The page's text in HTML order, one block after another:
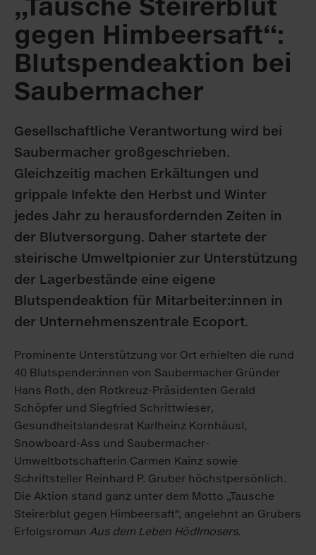
„Tausche Steirerblut
gegen Himbeersaft“:
Blutspendeaktion bei
Saubermacher
Gesellschaftliche Verantwortung wird bei
Saubermacher großgeschrieben.
Gleichzeitig machen Erkältungen und
grippale Infekte den Herbst und Winter
jedes Jahr zu herausfordernden Zeiten in
der Blutversorgung. Daher startete der
steirische Umweltpionier zur Unterstützung
der Lagerbestände eine eigene
Blutspendeaktion für Mitarbeiter:innen in
der Unternehmenszentrale Ecoport.
Prominente Unterstützung vor Ort erhielten die rund
40 Blutspender:innen von Saubermacher Gründer
Hans Roth, den Rotkreuz-Präsidenten Gerald
Schöpfer und Siegfried Schrittwieser,
Gesundheitslandesrat Karlheinz Kornhäusl,
Snowboard-Ass und Saubermacher-
Umweltbotschafterin Carmen Kainz sowie
Schriftsteller Reinhard P. Gruber höchstpersönlich.
Die Aktion stand ganz unter dem Motto „Tausche
Steirerblut gegen Himbeersaft“, angelehnt an Grubers
Erfolgsroman Aus dem Leben Hödlmosers.